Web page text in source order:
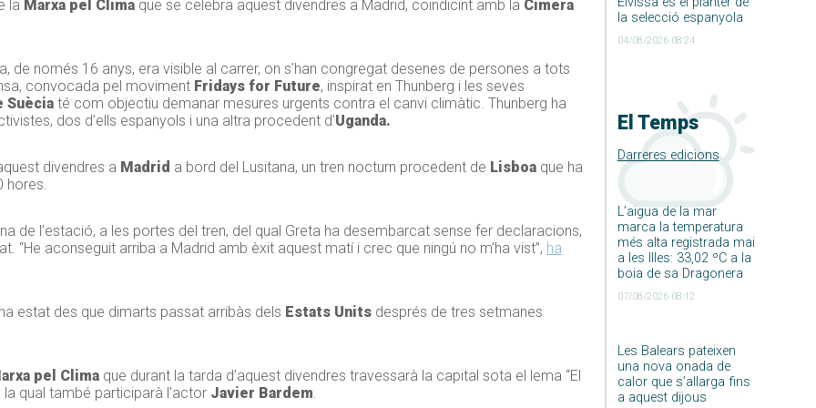
la selecció espanyola
04/08/2026 08:24
El Temps
Darreres edicions
L’aigua de la mar
marca la temperatura
més alta registrada mai
a les Illes: 33,02 ºC a la
boia de sa Dragonera
07/08/2026 08:12
Les Balears pateixen
una nova onada de
calor que s’allarga fins
a aquest dijous
la Marxa pel Clima que se celebra aquest divendres a Madrid, coindicint amb la Cimera
de només 16 anys, era visible al carrer, on s’han congregat desenes de persones a tots
convocada pel moviment Fridays for Future, inspirat en Thunberg i les seves
Suècia té com objectiu demanar mesures urgents contra el canvi climàtic. Thunberg ha
dos d’ells espanyols i una altra procedent d’Uganda.
divendres a Madrid a bord del Lusitana, un tren nocturn procedent de Lisboa que ha
hores.
de l’estació, a les portes del tren, del qual Greta ha desembarcat sense fer declaracions,
“He aconseguit arriba a Madrid amb èxit aquest matí i crec que ningú no m’ha vist”, ha
estat des que dimarts passat arribàs dels Estats Units després de tres setmanes
pel Clima que durant la tarda d’aquest divendres travessarà la capital sota el lema “El
qual també participarà l’actor Javier Bardem.